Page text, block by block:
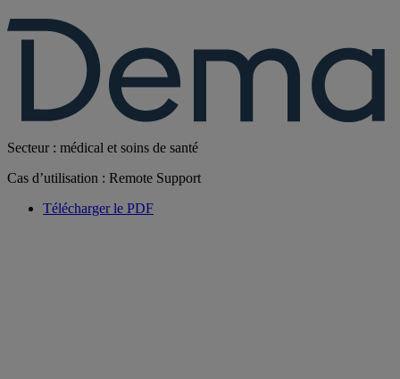
Secteur : médical et soins de santé
Cas d’utilisation : Remote Support
Télécharger le PDF